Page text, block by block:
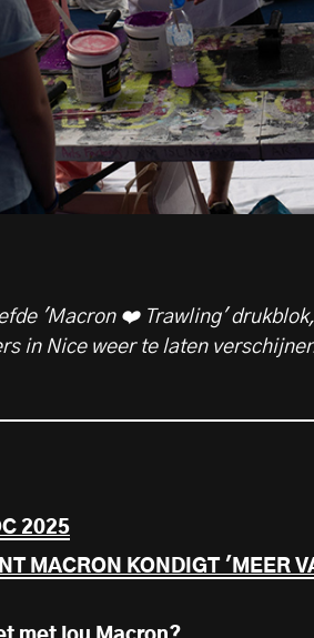
'Macron ❤️ Trawling' drukblok,
in Nice weer te laten
2025
MACRON KONDIGT 'MEER